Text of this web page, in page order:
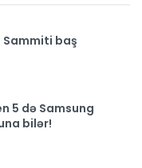
Sammiti baş
5 də Samsung
bilər!